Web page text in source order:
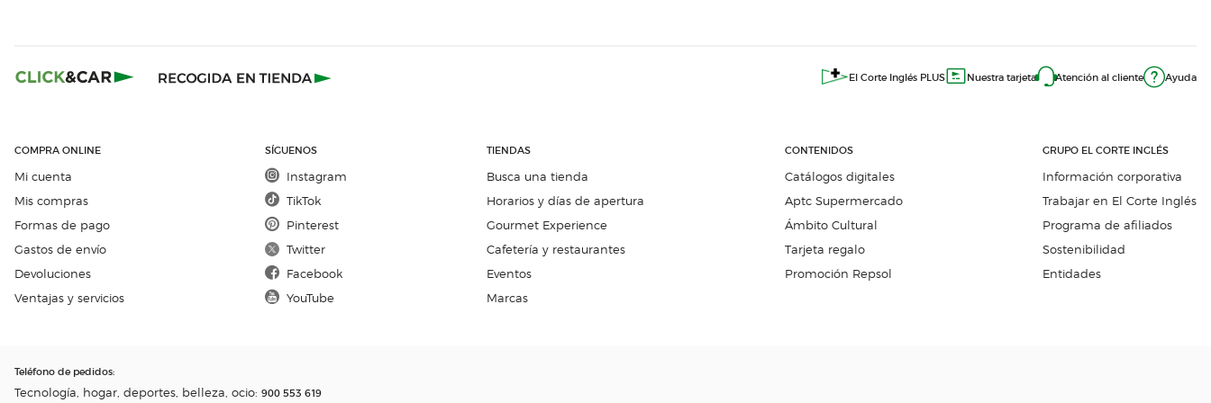
El Corte Inglés PLUS Nuestra tarjeta Atención al cliente Ayuda
COMPRA ONLINE
Mi cuenta
Mis compras
Formas de pago
Gastos de envío
Devoluciones
Ventajas y servicios
SÍGUENOS
Instagram
TikTok
Pinterest
Twitter
Facebook
YouTube
TIENDAS
Busca una tienda
Horarios y días de apertura
Gourmet Experience
Cafetería y restaurantes
Eventos
Marcas
CONTENIDOS
Catálogos digitales
Aptc Supermercado
Ámbito Cultural
Tarjeta regalo
Promoción Repsol
GRUPO EL CORTE INGLÉS
Información corporativa
Trabajar en El Corte Inglés
Programa de afiliados
Sostenibilidad
Entidades
Teléfono de pedidos:
Tecnología, hogar, deportes, belleza, ocio: 900 553 619